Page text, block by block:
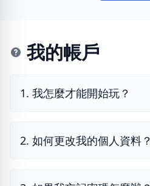
我的帳戶
1. 我怎麼才能開始玩？
2. 如何更改我的個人資料？